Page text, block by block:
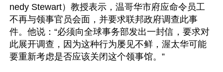
nedy Stewart）教授表示，温哥华市府应命令员工
不再与领事官员会面，并要求联邦政府调查此事
件。他说：“必须向全球事务部发出一封信，要求对
此展开调查，因为这种行为屡见不鲜，渥太华可能
要重新考虑是否应该关闭这个领事馆。”